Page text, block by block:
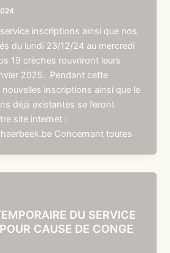
inscriptions ainsi que nos
du lundi 23/12/24 au mercredi
19 crèches rouvriront leurs
2025. Pendant cette
inscriptions ainsi que le
déjà existantes se feront
site internet :
Concernant toutes
DU SERVICE
CAUSE DE CONGE